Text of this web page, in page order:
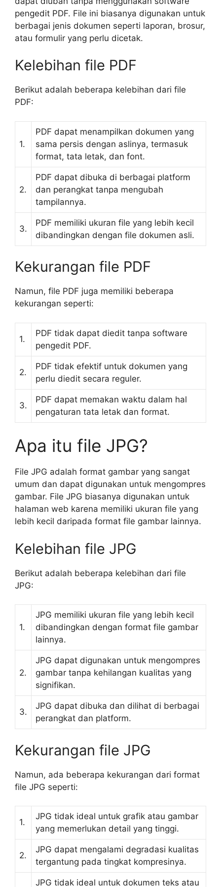
pengedit PDF. File ini biasanya digunakan untuk
berbagai jenis dokumen seperti laporan, brosur,
atau formulir yang perlu dicetak.
Kelebihan file PDF
Berikut adalah beberapa kelebihan dari file
PDF:
1.
PDF dapat menampilkan dokumen yang
sama persis dengan aslinya, termasuk
format, tata letak, dan font.
2.
PDF dapat dibuka di berbagai platform
dan perangkat tanpa mengubah
tampilannya.
3.
PDF memiliki ukuran file yang lebih kecil
dibandingkan dengan file dokumen asli.
Kekurangan file PDF
Namun, file PDF juga memiliki beberapa
kekurangan seperti:
1.
PDF tidak dapat diedit tanpa software
pengedit PDF.
2.
PDF tidak efektif untuk dokumen yang
perlu diedit secara reguler.
3.
PDF dapat memakan waktu dalam hal
pengaturan tata letak dan format.
Apa itu file JPG?
File JPG adalah format gambar yang sangat
umum dan dapat digunakan untuk mengompres
gambar. File JPG biasanya digunakan untuk
halaman web karena memiliki ukuran file yang
lebih kecil daripada format file gambar lainnya.
Kelebihan file JPG
Berikut adalah beberapa kelebihan dari file
JPG:
1.
JPG memiliki ukuran file yang lebih kecil
dibandingkan dengan format file gambar
lainnya.
2.
JPG dapat digunakan untuk mengompres
gambar tanpa kehilangan kualitas yang
signifikan.
3.
JPG dapat dibuka dan dilihat di berbagai
perangkat dan platform.
Kekurangan file JPG
Namun, ada beberapa kekurangan dari format
file JPG seperti:
1.
JPG tidak ideal untuk grafik atau gambar
yang memerlukan detail yang tinggi.
2.
JPG dapat mengalami degradasi kualitas
tergantung pada tingkat kompresinya.
JPG tidak ideal untuk dokumen teks atau